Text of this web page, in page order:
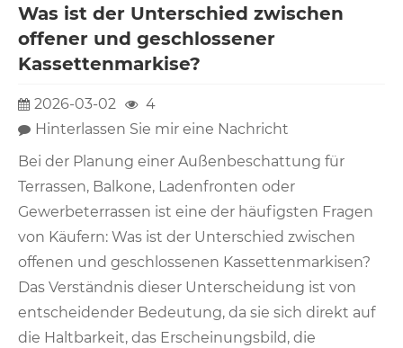
Was ist der Unterschied zwischen
offener und geschlossener
Kassettenmarkise?
2026-03-02
4
Hinterlassen Sie mir eine Nachricht
Bei der Planung einer Außenbeschattung für
Terrassen, Balkone, Ladenfronten oder
Gewerbeterrassen ist eine der häufigsten Fragen
von Käufern: Was ist der Unterschied zwischen
offenen und geschlossenen Kassettenmarkisen?
Das Verständnis dieser Unterscheidung ist von
entscheidender Bedeutung, da sie sich direkt auf
die Haltbarkeit, das Erscheinungsbild, die